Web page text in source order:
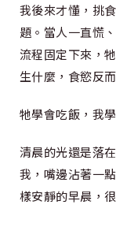
我後來才懂，挑
題。當人一直慌
流程固定下來，
生什麼，食慾反
牠學會吃飯，我
清晨的光還是落
我，嘴邊沾著一
樣安靜的早晨，